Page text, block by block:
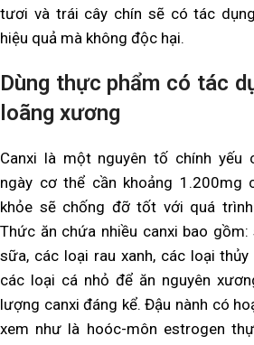
tươi và trái cây chín sẽ có tác
hiệu quả mà không độc hại.
Dùng thực phẩm có tác
loãng xương
Canxi là một nguyên tố chính yếu
ngày cơ thể cần khoảng 1.200mg
khỏe sẽ chống đỡ tốt với quá
Thức ăn chứa nhiều canxi bao
sữa, các loại rau xanh, các loại
các loại cá nhỏ để ăn nguyên
lượng canxi đáng kể. Đậu nành có
xem như là hoóc-môn estrogen